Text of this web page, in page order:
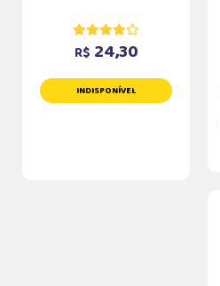
R$ 24,30
INDISPONÍVEL